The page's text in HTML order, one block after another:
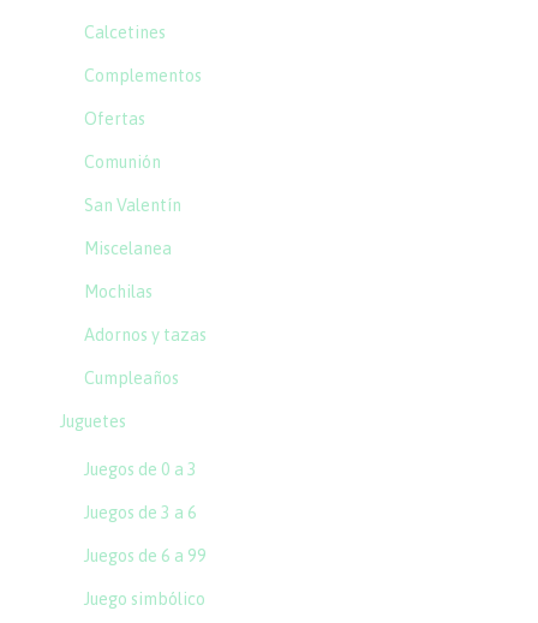
Calcetines
Complementos
Ofertas
Comunión
San Valentín
Miscelanea
Mochilas
Adornos y tazas
Cumpleaños
Juguetes
Juegos de 0 a 3
Juegos de 3 a 6
Juegos de 6 a 99
Juego simbólico